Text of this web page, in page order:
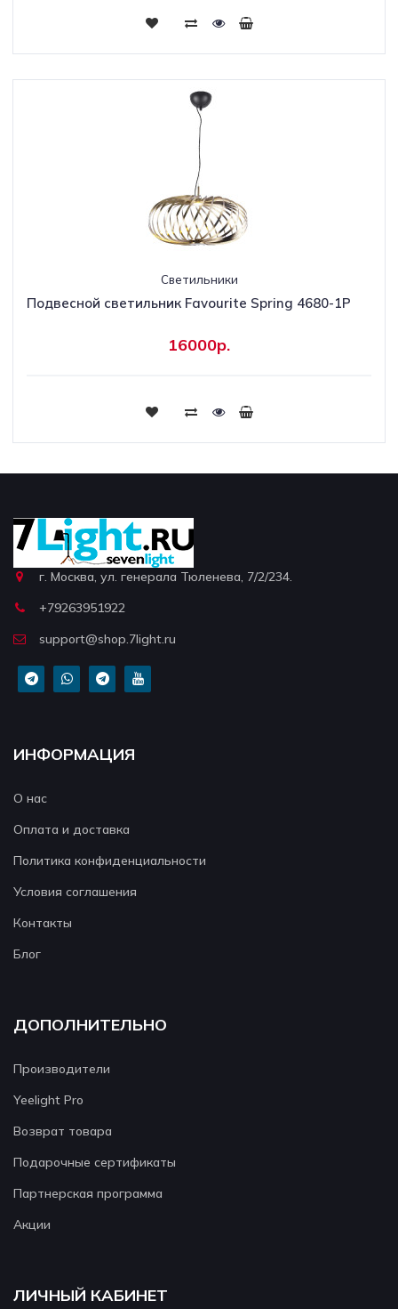
Светильники
Подвесной светильник Favourite Spring 4680-1P
16000р.
г. Москва, ул. генерала Тюленева, 7/2/234.
+79263951922
support@shop.7light.ru
ИНФОРМАЦИЯ
О нас
Оплата и доставка
Политика конфиденциальности
Условия соглашения
Контакты
Блог
ДОПОЛНИТЕЛЬНО
Производители
Yeelight Pro
Возврат товара
Подарочные сертификаты
Партнерская программа
Акции
ЛИЧНЫЙ КАБИНЕТ